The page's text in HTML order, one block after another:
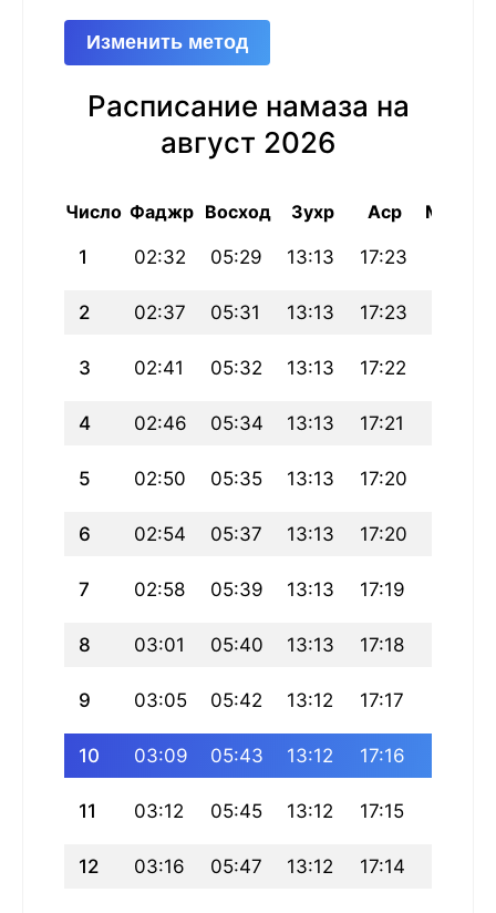
Изменить метод
Расписание намаза на
август 2026
Число Фаджр Восход Зухр Аср Магриб
1 02:32 05:29 13:13 17:23
2 02:37 05:31 13:13 17:23
3 02:41 05:32 13:13 17:22
4 02:46 05:34 13:13 17:21
5 02:50 05:35 13:13 17:20
6 02:54 05:37 13:13 17:20
7 02:58 05:39 13:13 17:19
8 03:01 05:40 13:13 17:18
9 03:05 05:42 13:12 17:17
10 03:09 05:43 13:12 17:16
11 03:12 05:45 13:12 17:15
12 03:16 05:47 13:12 17:14